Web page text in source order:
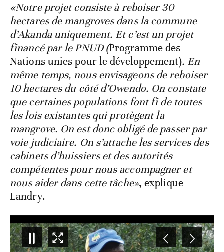
«Notre projet consiste à reboiser 30
hectares de mangroves dans la commune
d’Akanda uniquement. Et c’est un projet
financé par le PNUD (Programme des
Nations unies pour le développement). En
même temps, nous envisageons de reboiser
10 hectares du côté d’Owendo. On constate
que certaines populations font fi de toutes
les lois existantes qui protègent la
mangrove. On est donc obligé de passer par
voie judiciaire. On s’attache les services des
cabinets d’huissiers et des autorités
compétentes pour nous accompagner et
nous aider dans cette tâche»,explique
Landry.